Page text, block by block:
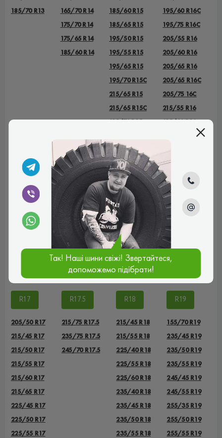
185/70 R13
165/70 R14
175/70 R14
175/65 R14
185/60 R14
185/60 R15
185/65 R15
195/50 R15
195/55 R15
195/65 R15
195/70 R15C
215/65 R15
215/65 R15C
215/70 R15
225/70 R15C
235/75 R15
195/60 R16C
195/75 R16C
205/55 R16
205/60 R16
205/65 R16
205/65 R16C
205/75 16C
215/55 R16
215/60 R16
215/70 R16
225/55 R16
225/70 R16
225/75 R16
225/75 R16С
235/60 R16
235/70 R16
255/70 R16
R17
205/50 R17
215/45 R17
215/50 R17
215/55 R17
215/60 R17
215/65 R17
225/45 R17
225/50 R17
225/55 R17
R17.5
215/75 R17.5
235/75 R17.5
245/70 R17.5
R18
215/45 R18
215/55 R18
225/40 R18
225/55 R18
225/60 R18
235/40 R18
235/45 R18
235/50 R18
235/55 R18
R19
155/70 R19
235/45 R19
235/50 R19
235/55 R19
245/45 R19
245/55 R19
255/35 R19
255/50 R19
255/55 R19
Так! Наші шини свіжі! Звертайтеся,
допоможемо підібрати!